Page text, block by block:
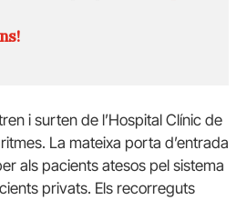
i surten de l’Hospital Clínic de
La mateixa porta d’entrada
als pacients atesos pel sistema
privats. Els recorreguts